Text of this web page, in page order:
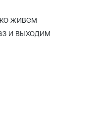
живем
и выходим